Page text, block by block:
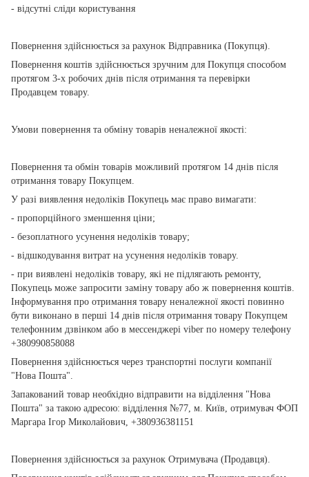
- відсутні сліди користування
Повернення здійснюється за рахунок Відправника (Покупця).
Повернення коштів здійснюється зручним для Покупця способом
протягом 3-х робочих днів після отримання та перевірки
Продавцем товару.
Умови повернення та обміну товарів неналежної якості:
Повернення та обмін товарів можливий протягом 14 днів після
отримання товару Покупцем.
У разі виявлення недоліків Покупець має право вимагати:
- пропорційного зменшення ціни;
- безоплатного усунення недоліків товару;
- відшкодування витрат на усунення недоліків товару.
- при виявлені недоліків товару, які не підлягають ремонту,
Покупець може запросити заміну товару або ж повернення коштів.
Інформування про отримання товару неналежної якості повинно
бути виконано в перші 14 днів після отримання товару Покупцем
телефонним дзвінком або в мессенджері viber по номеру телефону
+380990858088
Повернення здійснюється через транспортні послуги компанії
"Нова Пошта".
Запакований товар необхідно відправити на відділення "Нова
Пошта" за такою адресою: відділення №77, м. Київ, отримувач ФОП
Маргара Ігор Миколайович, +380936381151
Повернення здійснюється за рахунок Отримувача (Продавця).